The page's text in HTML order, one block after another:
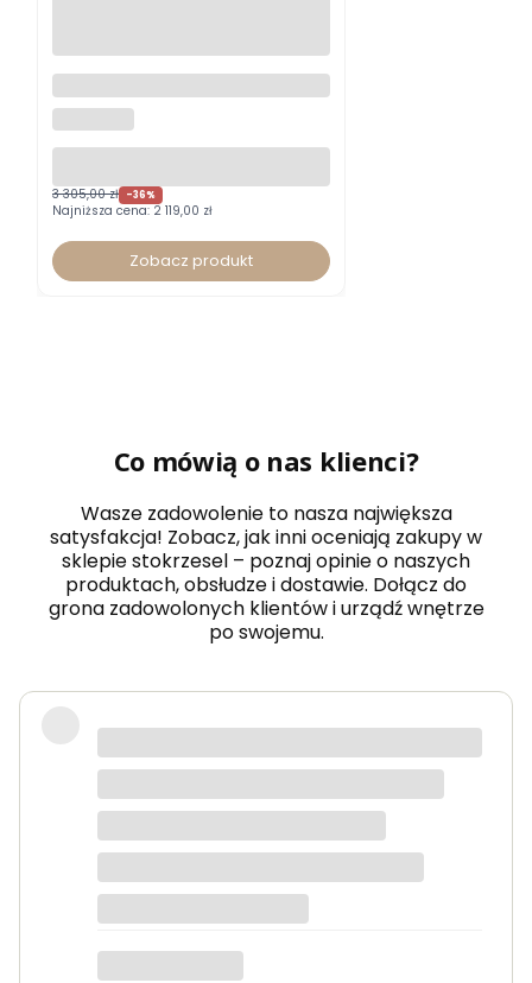
BACK HRUA certyfikat GS typ B
z zagłówkiem
3 305,00 zł -36%
Najniższa cena: 2 119,00 zł
Zobacz produkt
Co mówią o nas klienci?
Wasze zadowolenie to nasza największa
satysfakcja! Zobacz, jak inni oceniają zakupy w
sklepie stokrzesel – poznaj opinie o naszych
produktach, obsłudze i dostawie. Dołącz do
grona zadowolonych klientów i urządź wnętrze
po swojemu.
Fotel piękny, wygodny, polecam.
Dorota
ciemno zielony Velvet